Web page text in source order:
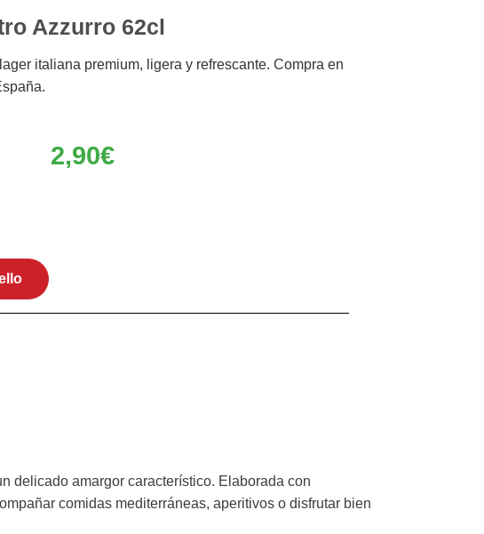
Azzurro 62cl
italiana premium, ligera y refrescante. Compra en
2,90€
delicado amargor característico. Elaborada con
comidas mediterráneas, aperitivos o disfrutar bien